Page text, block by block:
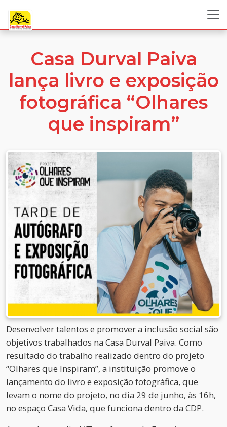
Casa Durval Paiva
lança livro e exposição
fotográfica “Olhares
que inspiram”
Desenvolver talentos e promover a inclusão social são
objetivos trabalhados na Casa Durval Paiva. Como
resultado do trabalho realizado dentro do projeto
“Olhares que Inspiram”, a instituição promove o
lançamento do livro e exposição fotográfica, que
levam o nome do projeto, no dia 29 de junho, às 16h,
no espaço Casa Vida, que funciona dentro da CDP.